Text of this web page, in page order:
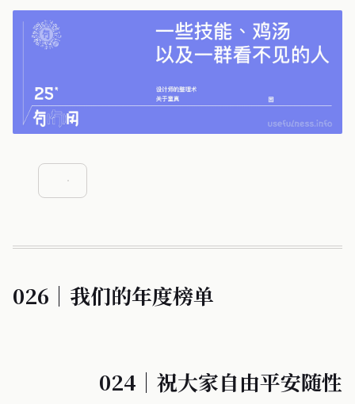
026｜我们的年度榜单
024｜祝大家自由平安随性